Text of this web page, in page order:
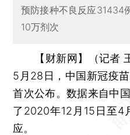
预防接种不良反应31434
10万剂次
【财新网】（记者
5月28日，中国新冠疫
首次公布。数据来自中
了2020年12月15日至4
应。